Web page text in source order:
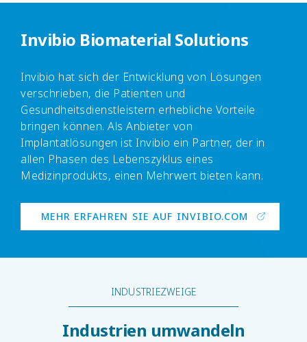
Invibio Biomaterial Solutions
Invibio hat sich der Entwicklung von Lösungen
verschrieben, die Patienten und
Gesundheitsdienstleistern erhebliche Vorteile
bringen können. Als Anbieter von
Implantatlösungen ist Invibio ein Partner, der in
allen Phasen des Lebenszyklus eines
Medizinprodukts, einen Mehrwert bieten kann.
MEHR ERFAHREN SIE AUF INVIBIO.COM
INDUSTRIEZWEIGE
Industrien umwandeln